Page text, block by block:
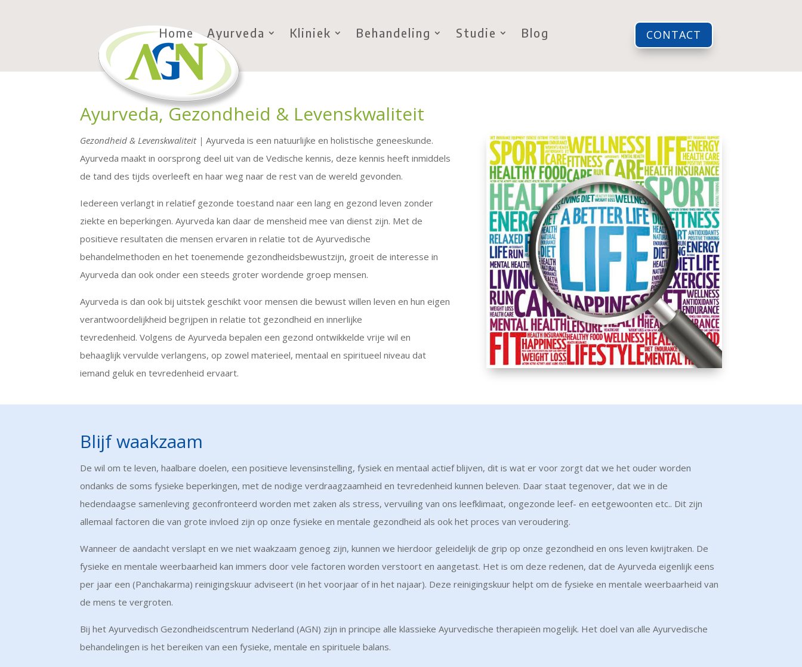
Home Ayurveda Kliniek Behandeling Studie Blog CONTACT
Ayurveda, Gezondheid & Levenskwaliteit
Gezondheid & Levenskwaliteit |Ayurveda is een natuurlijke en holistische geneeskunde.
Ayurveda maakt in oorsprong deel uit van de Vedische kennis, deze kennis heeft inmiddels
de tand des tijds overleeft en haar weg naar de rest van de wereld gevonden.
Iedereen verlangt in relatief gezonde toestand naar een lang en gezond leven zonder
ziekte en beperkingen. Ayurveda kan daar de mensheid mee van dienst zijn. Met de
positieve resultaten die mensen ervaren in relatie tot de Ayurvedische
behandelmethoden en het toenemende gezondheidsbewustzijn, groeit de interesse in
Ayurveda dan ook onder een steeds groter wordende groep mensen.
Ayurveda is dan ook bij uitstek geschikt voor mensen die bewust willen leven en hun eigen
verantwoordelijkheid begrijpen in relatie tot gezondheid en innerlijke
tevredenheid. Volgens de Ayurveda bepalen een gezond ontwikkelde vrije wil en
behaaglijk vervulde verlangens, op zowel materieel, mentaal en spiritueel niveau dat
iemand geluk en tevredenheid ervaart.
Blijf waakzaam
De wil om te leven, haalbare doelen, een positieve levensinstelling, fysiek en mentaal actief blijven, dit is wat er voor zorgt dat we het ouder worden
ondanks de soms fysieke beperkingen, met de nodige verdraagzaamheid en tevredenheid kunnen beleven. Daar staat tegenover, dat we in de
hedendaagse samenleving geconfronteerd worden met zaken als stress, vervuiling van ons leefklimaat, ongezonde leef- en eetgewoonten etc.. Dit zijn
allemaal factoren die van grote invloed zijn op onze fysieke en mentale gezondheid als ook het proces van veroudering.
Wanneer de aandacht verslapt en we niet waakzaam genoeg zijn, kunnen we hierdoor geleidelijk de grip op onze gezondheid en ons leven kwijtraken. De
fysieke en mentale weerbaarheid kan immers door vele factoren worden verstoort en aangetast. Het is om deze redenen, dat de Ayurveda eigenlijk eens
per jaar een (Panchakarma) reinigingskuur adviseert (in het voorjaar of in het najaar). Deze reinigingskuur helpt om de fysieke en mentale weerbaarheid van
de mens te vergroten.
Bij het Ayurvedisch Gezondheidscentrum Nederland (AGN) zijn in principe alle klassieke Ayurvedische therapieën mogelijk. Het doel van alle Ayurvedische
behandelingen is het bereiken van een fysieke, mentale en spirituele balans.